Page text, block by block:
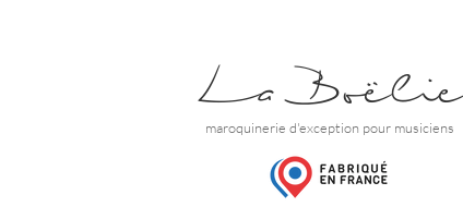
La Boëlie
maroquinerie d'exception pour musiciens